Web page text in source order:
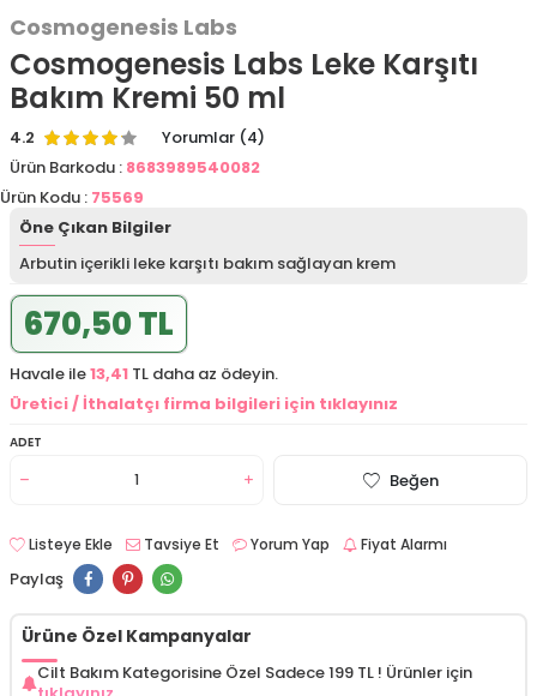
Cosmogenesis Labs
Cosmogenesis Labs Leke Karşıtı
Bakım Kremi 50 ml
4.2
Yorumlar (4)
Ürün Barkodu : 8683989540082
Ürün Kodu : 75569
Öne Çıkan Bilgiler
Arbutin içerikli leke karşıtı bakım sağlayan krem
670,50 TL
Havale ile13,41 TL daha az ödeyin.
Üretici / İthalatçı firma bilgileri için tıklayınız
ADET
Beğen
Listeye Ekle Tavsiye Et Yorum Yap Fiyat Alarmı
Paylaş
Ürüne Özel Kampanyalar
Cilt Bakım Kategorisine Özel Sadece 199 TL ! Ürünler için